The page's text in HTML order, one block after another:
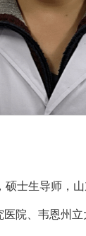
硕士生导师，
医院、韦恩州